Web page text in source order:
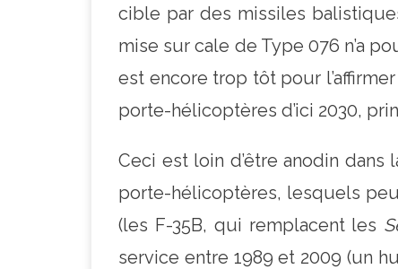
cible par des missiles
mise sur cale de Type 076 n’a
est encore trop tôt pour
porte-hélicoptères d’ici 2030,
Ceci est loin d’être anodin
porte-hélicoptères, lesquels
(les F-35B, qui remplacent les
service entre 1989 et 2009 (un